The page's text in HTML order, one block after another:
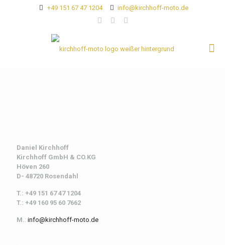
+49 151 67 47 1204 info@kirchhoff-moto.de
Daniel Kirchhoff
Kirchhoff GmbH & CO.KG
Höven 260
D- 48720 Rosendahl
T.: +49 151 67 47 1204
T.: +49 160 95 60 7662
M.: info@kirchhoff-moto.de